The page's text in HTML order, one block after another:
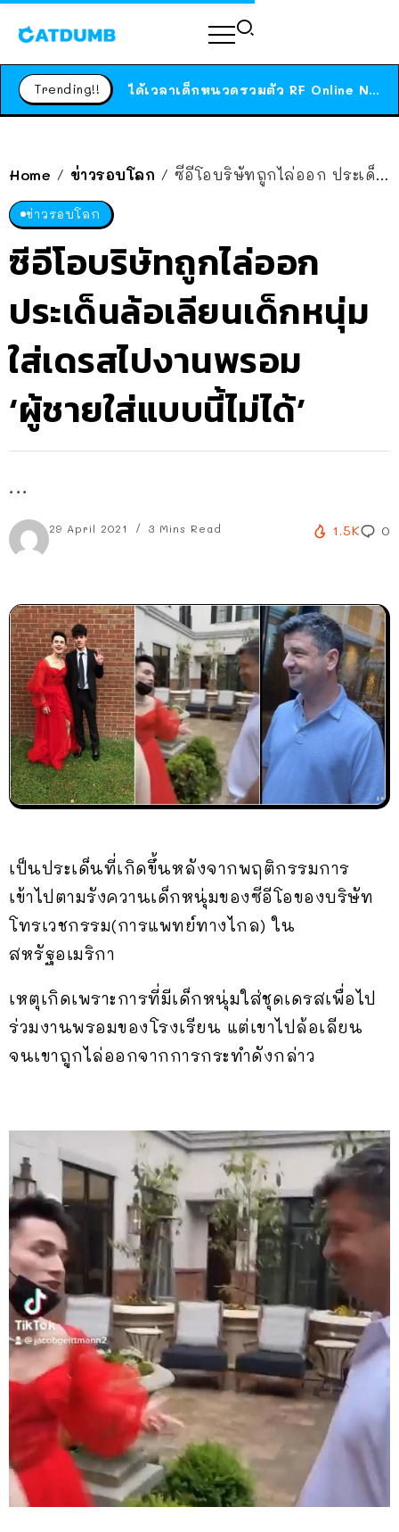
Trending!! ได้เวลาเด็กหนวดรวมตัว RF Online Next เปิดให้เล่นแล้ว เกม Sci-Fi MMORPG ระดับตำนาน เล่นได้ทั้งมือถือและ PC
สาวญี่ปุ่นโดนแมวตัวเองกัด ไม่ได้ไปหาหมอตั้งแต่เนิ่นๆ สุดท้ายขาบวม กลายเป็นโรคเนื้อเน่า เตือนทาสแมวทั้งหลายให้ระวัง
Home / ข่าวรอบโลก / ซีอีโอบริษัทถูกไล่ออก ประเด็นล้อเลียนเด็กหนุ่มใส่เดรสไปงานพรอม ‘ผู้ชายใส่แบบนี้ไม่ได้’
ข่าวรอบโลก
ซีอีโอบริษัทถูกไล่ออก
ประเด็นล้อเลียนเด็กหนุ่ม
ใส่เดรสไปงานพรอม
‘ผู้ชายใส่แบบนี้ไม่ได้’
...
29 April 2021 3 Mins Read 1.5K 0
เป็นประเด็นที่เกิดขึ้นหลังจากพฤติกรรมการ
เข้าไปตามรังควานเด็กหนุ่มของซีอีโอของบริษัท
โทรเวชกรรม(การแพทย์ทางไกล) ใน
สหรัฐอเมริกา
เหตุเกิดเพราะการที่มีเด็กหนุ่มใส่ชุดเดรสเพื่อไป
ร่วมงานพรอมของโรงเรียน แต่เขาไปล้อเลียน
จนเขาถูกไล่ออกจากการกระทำดังกล่าว